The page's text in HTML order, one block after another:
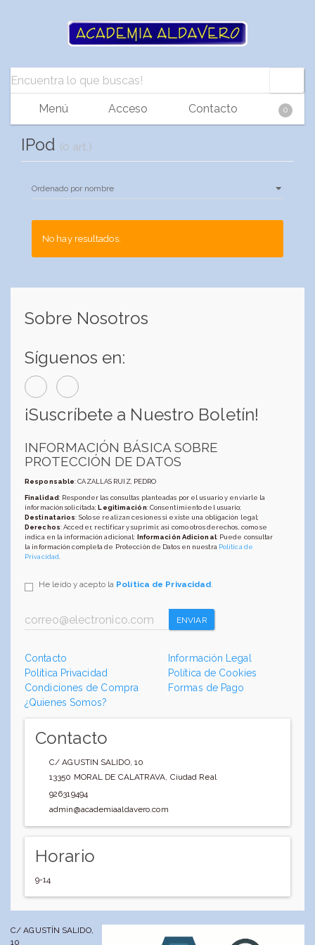
Menú Acceso Contacto 0
IPod (0 art.)
No hay resultados.
Sobre Nosotros
Síguenos en:
¡Suscríbete a Nuestro Boletín!
INFORMACIÓN BÁSICA SOBRE
PROTECCIÓN DE DATOS
Responsable: CAZALLAS RUIZ, PEDRO
Finalidad: Responder las consultas planteadas por el usuario y enviarle la
información solicitada;Legitimación: Consentimiento del usuario;
Destinatarios: Solo se realizan cesiones si existe una obligación legal;
Derechos: Acceder, rectificar y suprimir, así como otros derechos, como se
indica en la información adicional; Información Adicional: Puede consultar
la información completa de Protección de Datos en nuestra Política de
Privacidad
He leído y acepto la Política de Privacidad.
ENVIAR
Contacto
Información Legal
Política Privacidad
Política de Cookies
Condiciones de Compra
Formas de Pago
¿Quienes Somos?
Contacto
C/ AGUSTIN SALIDO, 10
13350 MORAL DE CALATRAVA, Ciudad Real
926319494
admin@academiaaldavero.com
Horario
9-14
C/ AGUSTÍN SALIDO,
10